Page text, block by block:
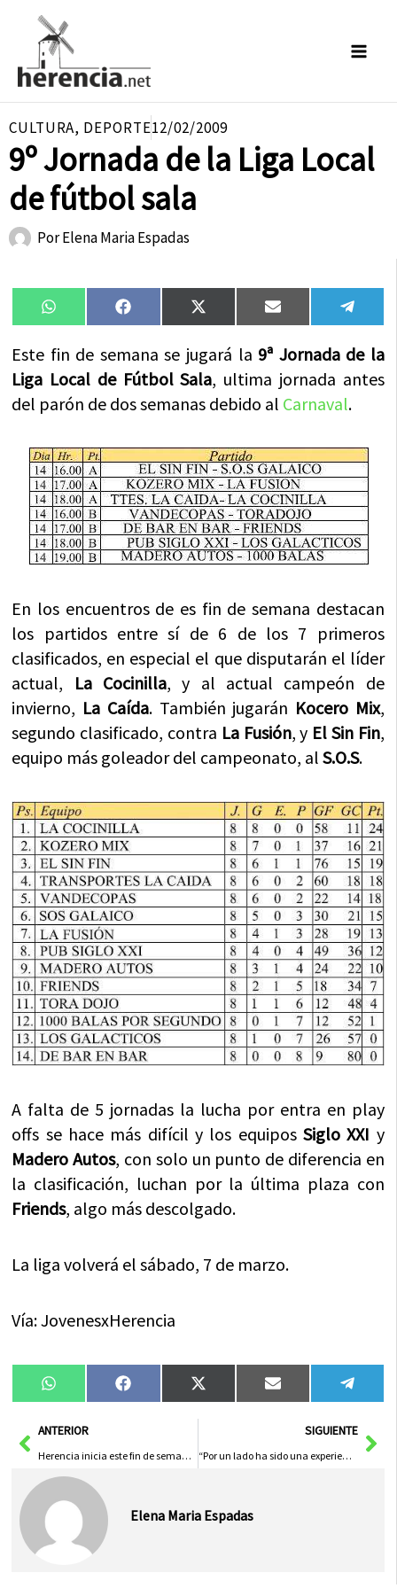
contenido
CULTURA, DEPORTE12/02/2009
9º Jornada de la Liga Local
de fútbol sala
PorElena Maria Espadas
Compartir
en
WhatsAppCompartir
en
FacebookCompartir
en
X
(Twitter)
Compartir
en
Email
en
Este fin de semana se jugará la 9ª Jornada de la
Liga Local de Fútbol Sala, ultima jornada antes
del parón de dos semanas debido al Carnaval.
En los encuentros de es fin de semana destacan
los partidos entre sí de 6 de los 7 primeros
clasificados, en especial el que disputarán el líder
actual, La Cocinilla, y al actual campeón de
invierno, La Caída. También jugarán Kocero Mix,
segundo clasificado, contra La Fusión, y El Sin Fin,
equipo más goleador del campeonato, al S.O.S.
A falta de 5 jornadas la lucha por entra en play
offs se hace más difícil y los equipos Siglo XXI y
Madero Autos, con solo un punto de diferencia en
la clasificación, luchan por la última plaza con
Friends, algo más descolgado.
La liga volverá el sábado, 7 de marzo.
Vía: JovenesxHerencia
Compartir
en
WhatsAppCompartir
en
FacebookCompartir
en
X
(Twitter)
Compartir
en
Email
en
AntANTERIOR
Herencia inicia este fin de semana el carnaval con más historia de la comarca de La Mancha
SIGUIENTE
“Por un lado ha sido una experiencia muy bonita, pero por otro te llevas una pequeña decepción”
Elena Maria Espadas